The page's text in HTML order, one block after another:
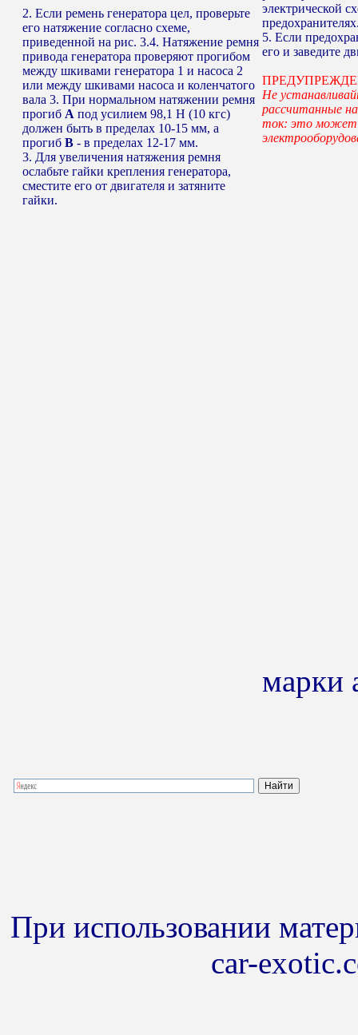
2. Если ремень генератора цел, проверьте
его натяжение согласно схеме,
приведенной на рис. 3.4. Натяжение ремня
привода генератора проверяют прогибом
между шкивами генератора 1 и насоса 2
или между шкивами насоса и коленчатого
вала 3. При нормальном натяжении ремня
прогиб А под усилием 98,1 Н (10 кгс)
должен быть в пределах 10-15 мм, а
прогиб В - в пределах 12-17 мм.
3. Для увеличения натяжения ремня
ослабьте гайки крепления генератора,
сместите его от двигателя и затяните
гайки.
электрической
5. Если
его и заведите
Не
рассчитанные
ток: это может
марки
При использовании
car-